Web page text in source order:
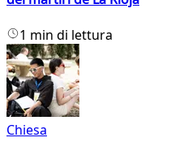
1 min di lettura
Chiesa